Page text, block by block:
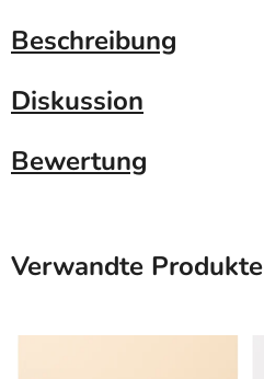
Beschreibung
Diskussion
Bewertung
Verwandte Produkte